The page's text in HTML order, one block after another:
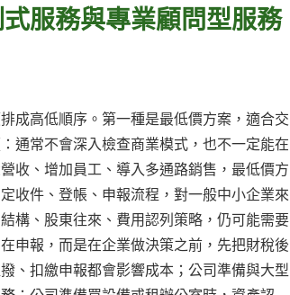
服務與專業顧問型服務
成高低順序。第一種是最低價方案，適合交
通常不會深入檢查商業模式，也不一定能在
收、增加員工、導入多通路銷售，最低價方
收件、登帳、申報流程，對一般中小企業來
構、股東往來、費用認列策略，仍可能需要
申報，而是在企業做決策之前，先把財稅後
、扣繳申報都會影響成本；公司準備與大型